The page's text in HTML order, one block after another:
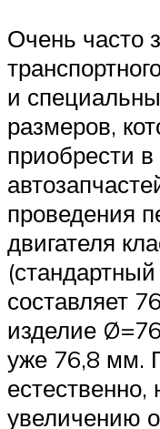
Очень часто
и
размеров,
приобрести в
проведения
двигателя
составляет
изделие
уже 76,8 мм.
естественно,
увеличению